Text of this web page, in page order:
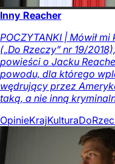
Inny Reacher
POCZYTANKI | Mówił
(„Do Rzeczy” nr 19/
powieści o Jacku
powodu, dla którego
wędrujący przez
taką, a nie inną
OpinieKrajKultura